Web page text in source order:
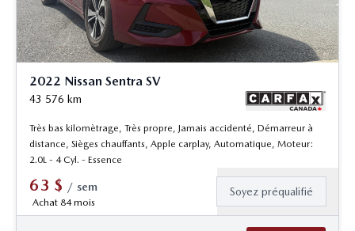
2022 Nissan Sentra SV
43 576 km
Très bas kilomètrage, Très propre, Jamais accidenté, Démarreur à
distance, Sièges chauffants, Apple carplay, Automatique, Moteur:
2.0L - 4 Cyl. - Essence
63 $ / sem
Achat 84 mois
Soyez préqualifié